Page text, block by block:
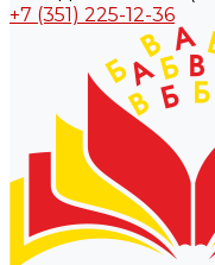
+7 (351) 225-12-36